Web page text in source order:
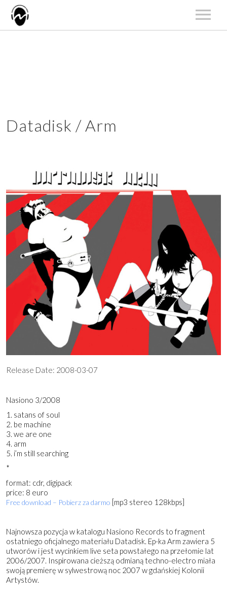
O NAS
Datadisk / Arm
Release Date: 2008-03-07
Nasiono 3/2008
1. satans of soul
2. be machine
3. we are one
4. arm
5. i’m still searching
*
format: cdr, digipack
price: 8 euro
Free download – Pobierz za darmo [mp3 stereo 128kbps]
Najnowsza pozycja w katalogu Nasiono Records to fragment
ostatniego oficjalnego materiału Datadisk. Ep-ka Arm zawiera 5
utworów i jest wycinkiem live seta powstałego na przełomie lat
2006/2007. Inspirowana cieższą odmianą techno-electro miała
swoją premierę w sylwestrową noc 2007 w gdańskiej Kolonii
Artystów.